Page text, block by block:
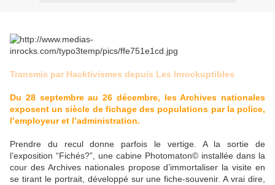
Transmis par Hacktivismes depuis Les Inrockuptibles
Du 28 septembre au 26 décembre, les Archives nationales
exposent un siècle de fichage des populations par la police,
l’employeur et l’administration.
Prendre du recul donne parfois le vertige. A la sortie de
l’exposition “Fichés?”, une cabine Photomaton© installée dans la
cour des Archives nationales propose d’immortaliser la visite en
se tirant le portrait, développé sur une fiche-souvenir. A vrai dire,